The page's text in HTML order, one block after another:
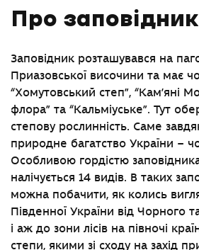
Про заповідник
Заповідник розташувався на
Приазовської височини та має
“Хомутовський степ”, “Кам’яні
флора” та “Кальміуське”. Тут
степову рослинність. Саме
природне багатство України –
Особливою гордістю
налічується 14 видів. В таких
можна побачити, як колись
Південної України від Чорного
і аж до зони лісів на півночі
степи, якими зі сходу на захід